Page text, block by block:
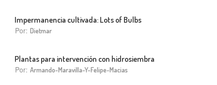
Impermanencia cultivada: Lots of Bulbs
Por: Dietmar
Plantas para intervención con hidrosiembra
Por: Armando-Maravilla-Y-Felipe-Macias